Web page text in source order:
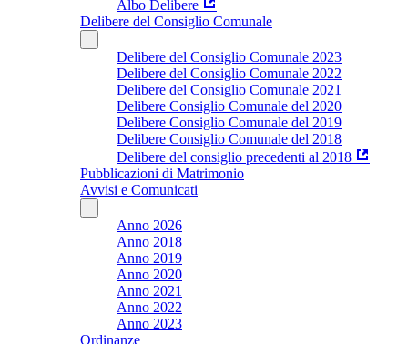
Albo Delibere
Delibere del Consiglio Comunale
Delibere del Consiglio Comunale 2023
Delibere del Consiglio Comunale 2022
Delibere del Consiglio Comunale 2021
Delibere Consiglio Comunale del 2020
Delibere Consiglio Comunale del 2019
Delibere Consiglio Comunale del 2018
Delibere del consiglio precedenti al 2018
Pubblicazioni di Matrimonio
Avvisi e Comunicati
Anno 2026
Anno 2018
Anno 2019
Anno 2020
Anno 2021
Anno 2022
Anno 2023
Ordinanze